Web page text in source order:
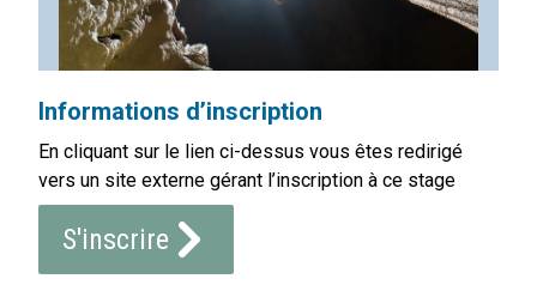
Informations d’inscription
En cliquant sur le lien ci-dessus vous êtes redirigé
vers un site externe gérant l’inscription à ce stage
S'inscrire